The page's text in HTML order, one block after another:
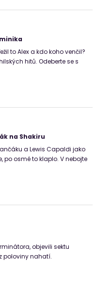
to Alex a kdo koho venčil?
hitů. Odeberte se s
na Shakiru
a Lewis Capaldi jako
po osmé to klaplo. V nebojte
objevili sektu
poloviny nahatí.